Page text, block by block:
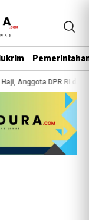
dan BPKH Gencarkan